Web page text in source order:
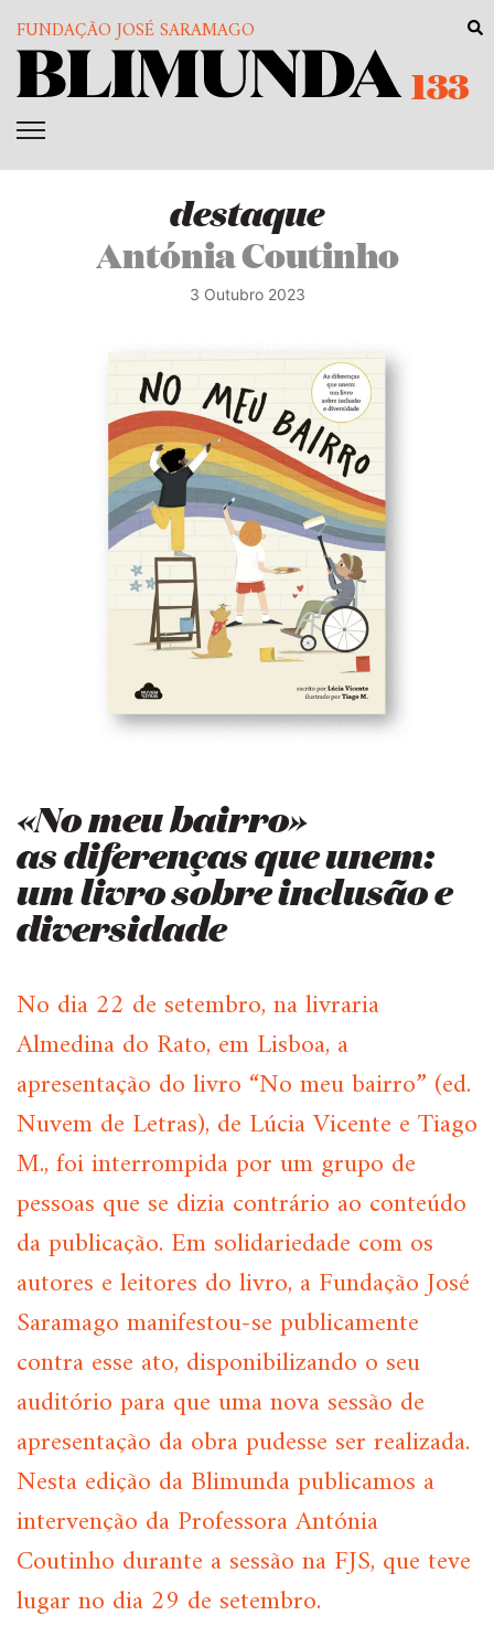
FUNDAÇÃO JOSÉ SARAMAGO
133
destaque
Antónia Coutinho
3 Outubro 2023
«No meu bairro»
as diferenças que unem:
um livro sobre inclusão e
diversidade
No dia 22 de setembro, na livraria
Almedina do Rato, em Lisboa, a
apresentação do livro “No meu bairro” (ed.
Nuvem de Letras), de Lúcia Vicente e Tiago
M., foi interrompida por um grupo de
pessoas que se dizia contrário ao conteúdo
da publicação. Em solidariedade com os
autores e leitores do livro, a Fundação José
Saramago manifestou-se publicamente
contra esse ato, disponibilizando o seu
auditório para que uma nova sessão de
apresentação da obra pudesse ser realizada.
Nesta edição da Blimunda publicamos a
intervenção da Professora Antónia
Coutinho durante a sessão na FJS, que teve
lugar no dia 29 de setembro.